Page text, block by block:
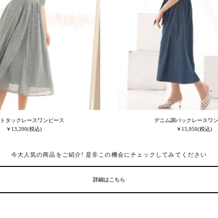
タックレースワンピース
￥13,200(税込)
デニム調バックレースワ
￥15,950(税込)
今大人気の商品をご紹介! 是非この機会にチェックしてみてください
詳細はこちら